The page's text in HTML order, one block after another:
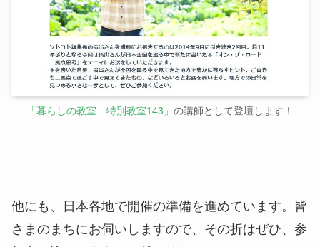
「暮らしの教室 特別教室143」 の講師として登壇します！
他にも、日本各地で開催の準備を進めています。皆
さまのまちにお伺いしますので、その折はぜひ、参